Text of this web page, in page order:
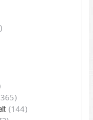
(144)